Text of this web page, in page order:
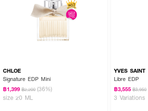
ฉีดน้ำหอมตามบริเวณจุดชีพจร เช่น ต้นคอ ข้อมือ ข้อพับ
ความหอมให้เสื้อผ้า พร้อมใช้ร่วมกับผลิตภัณฑ์อื่นๆ เพื่
CHLOE
Signature EDP Mini
฿1,399 ฿2,200 (36%)
size 20 ML
YVES SAINT
Libre EDP
฿3,555 ฿3,950
3 Variations